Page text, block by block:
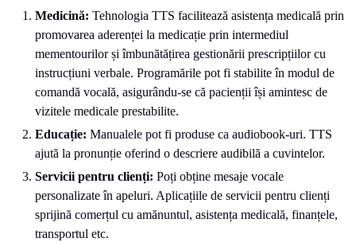
Medicină: Tehnologia TTS facilitează asistența medicală prin
promovarea aderenței la medicație prin intermediul
mementourilor și îmbunătățirea gestionării prescripțiilor cu
instrucțiuni verbale. Programările pot fi stabilite în modul de
comandă vocală, asigurându-se că pacienții își amintesc de
vizitele medicale prestabilite.
Educație: Manualele pot fi produse ca audiobook-uri. TTS
ajută la pronunție oferind o descriere audibilă a cuvintelor.
Servicii pentru clienți: Poți obține mesaje vocale
personalizate în apeluri. Aplicațiile de servicii pentru clienți
sprijină comerțul cu amănuntul, asistența medicală, finanțele,
transportul etc.